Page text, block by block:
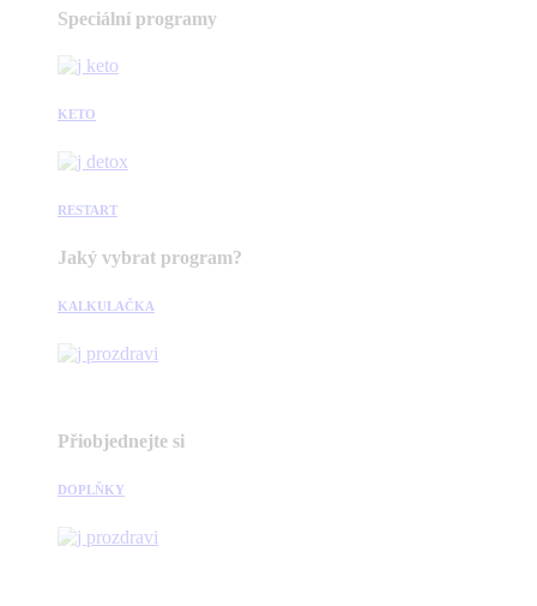
Speciální programy
KETO
RESTART
Jaký vybrat program?
KALKULAČKA
Přiobjednejte si
DOPLŇKY